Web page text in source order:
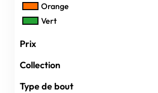
Orange
Vert
Prix
Collection
Type de bout